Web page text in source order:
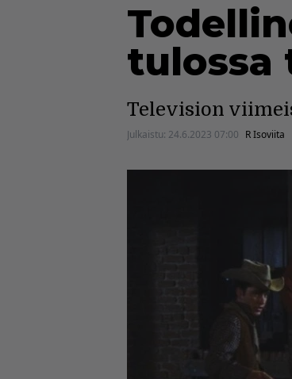
tulossa
Television
Julkaistu: 24.6.2023 07:00 R Isoviita